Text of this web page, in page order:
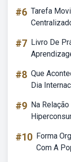
#6 Tarefa
#7 Livro De
#8 Que
Dia
#9 Na
#10 Forma
Com A